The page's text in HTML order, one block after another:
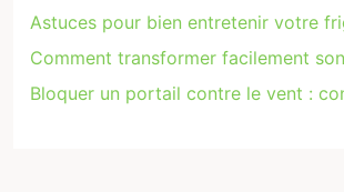
Astuces pour bien entretenir votre
Comment transformer facilement
Bloquer un portail contre le vent :